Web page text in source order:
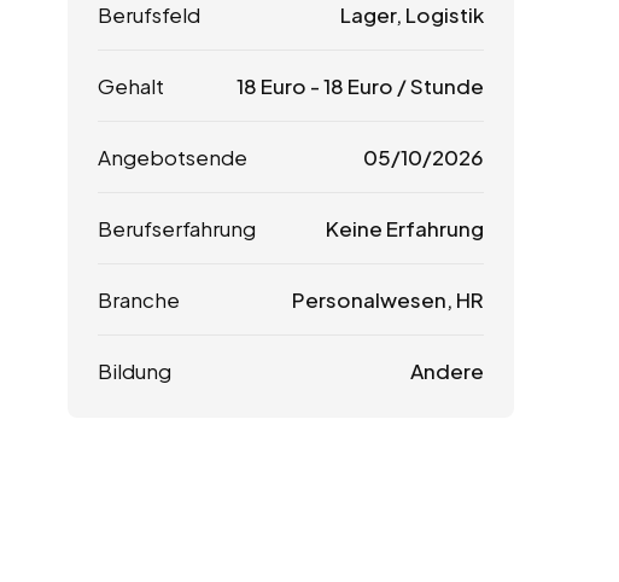
Berufsfeld Lager, Logistik
Gehalt 18 Euro -18 Euro / Stunde
Angebotsende 05/10/2026
Berufserfahrung Keine Erfahrung
Branche Personalwesen, HR
Bildung Andere